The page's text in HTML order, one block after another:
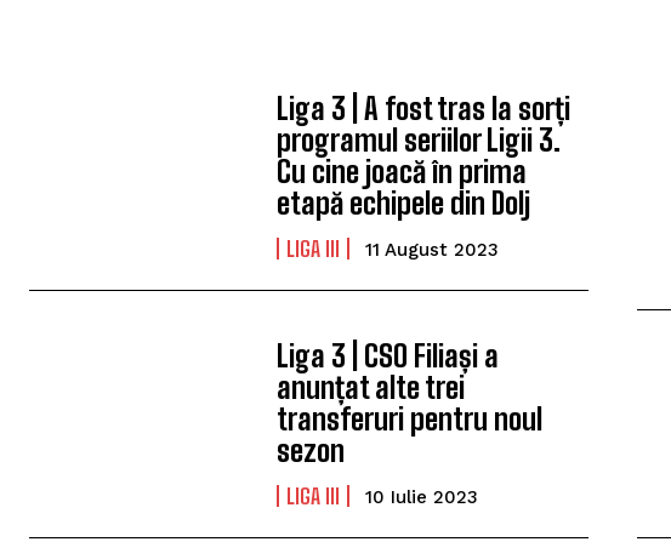
Liga 3 | A fost tras la sorți
programul seriilor Ligii 3.
Cu cine joacă în prima
etapă echipele din Dolj
LIGA III 11 August 2023
Liga 3 | CSO Filiași a
anunțat alte trei
transferuri pentru noul
sezon
LIGA III 10 Iulie 2023